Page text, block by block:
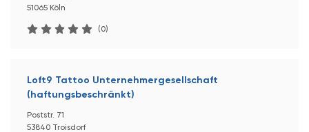
51065 Köln
(0)
Loft9 Tattoo Unternehmergesellschaft
(haftungsbeschränkt)
Poststr. 71
53840 Troisdorf